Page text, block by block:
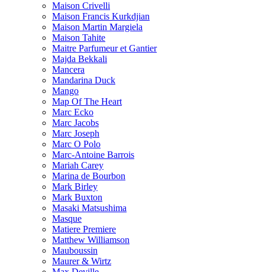
Maison Crivelli
Maison Francis Kurkdjian
Maison Martin Margiela
Maison Tahite
Maitre Parfumeur et Gantier
Majda Bekkali
Mancera
Mandarina Duck
Mango
Map Of The Heart
Marc Ecko
Marc Jacobs
Marc Joseph
Marc O Polo
Marc-Antoine Barrois
Mariah Carey
Marina de Bourbon
Mark Birley
Mark Buxton
Masaki Matsushima
Masque
Matiere Premiere
Matthew Williamson
Mauboussin
Maurer & Wirtz